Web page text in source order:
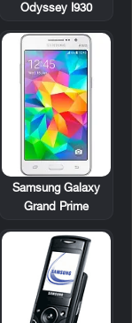
Odyssey I930
Samsung Galaxy
Grand Prime